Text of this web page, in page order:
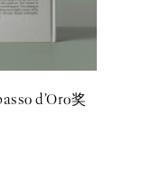
d’Oro奖